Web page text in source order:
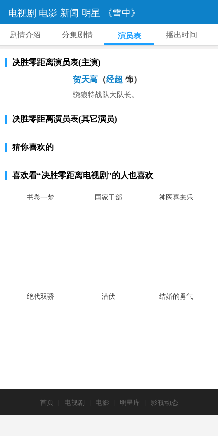
电视剧 电影 新闻 明星 《雪中》
剧情介绍 分集剧情 演员表 播出时间
决胜零距离演员表(主演)
贺天高 （经超 饰）
骁狼特战队大队长。
决胜零距离演员表(其它演员)
猜你喜欢的
喜欢看“决胜零距离电视剧”的人也喜欢
书卷一梦 国家干部 神医喜来乐
绝代双骄 潜伏 结婚的勇气
首页 电视剧 电影 明星库 影视动态